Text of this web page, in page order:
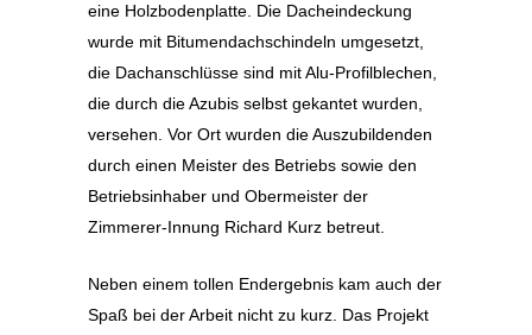
eine Holzbodenplatte. Die Dacheindeckung
wurde mit Bitumendachschindeln umgesetzt,
die Dachanschlüsse sind mit Alu-Profilblechen,
die durch die Azubis selbst gekantet wurden,
versehen. Vor Ort wurden die Auszubildenden
durch einen Meister des Betriebs sowie den
Betriebsinhaber und Obermeister der
Zimmerer-Innung Richard Kurz betreut.
Neben einem tollen Endergebnis kam auch der
Spaß bei der Arbeit nicht zu kurz. Das Projekt